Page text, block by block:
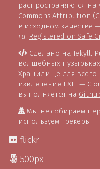
распространяются на
Commons Attribution
в исходном качестве
ru Registered on Safe
Сделано на Jekyll,
волшебных
Хранилище для всего
извлечение EXIF —
выполняется на
Мы не собираем
используем трекеры.
flickr
500px